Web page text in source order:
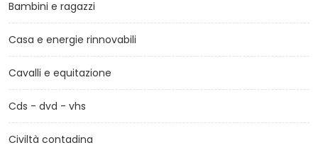
Bambini e ragazzi
Casa e energie rinnovabili
Cavalli e equitazione
Cds - dvd - vhs
Civiltà contadina